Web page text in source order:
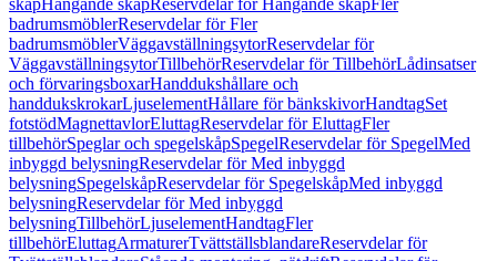
skåpHängande skåpReservdelar för Hängande skåpFler
badrumsmöblerReservdelar för Fler
badrumsmöblerVäggavställningsytorReservdelar för
VäggavställningsytorTillbehörReservdelar för TillbehörLådinsatser
och förvaringsboxarHanddukshållare och
handdukskrokarLjuselementHållare för bänkskivorHandtagSet
fotstödMagnettavlorEluttagReservdelar för EluttagFler
tillbehörSpeglar och spegelskåpSpegelReservdelar för SpegelMed
inbyggd belysningReservdelar för Med inbyggd
belysningSpegelskåpReservdelar för SpegelskåpMed inbyggd
belysningReservdelar för Med inbyggd
belysningTillbehörLjuselementHandtagFler
tillbehörEluttagArmaturerTvättställsblandareReservdelar för